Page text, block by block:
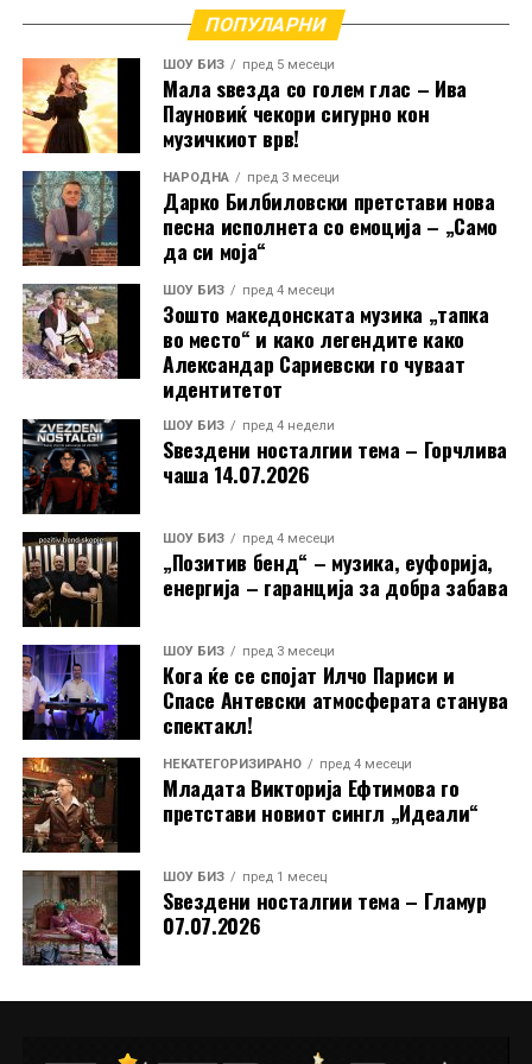
Стефанија испрати и искрена порака до своите
поддржувачи: „Сакам јавно на сите да се
заблагодарам за целата поддршка што ми ја
пружате. Започнав од нула, а сега стигнав до 4700
следачи на Инстаграм. Ве сакам!“
Токму оваа скромност, искреност и благодарност ја
прават уште поблиска до публиката. Во време кога
младите често се губат во трендови без вредност,
Димче Ѓорѓиовски и Стефанија Костадинова
испраќаат поинаква порака, дека македонската
песна, традиција и емоција сè уште имаат иднина.
ПОПУЛАРНИ
ШОУ БИЗ пред 5 месеци
Мала ѕвезда со голем глас – Ива
Пауновиќ чекори сигурно кон
музичкиот врв!
НАРОДНА пред 3 месеци
Дарко Билбиловски претстави нова
песна исполнета со емоција – „Само
да си моја“
ШОУ БИЗ пред 4 месеци
Зошто македонската музика „тапка
во место“ и како легендите како
Александар Сариевски го чуваат
идентитетот
ШОУ БИЗ пред 4 недели
Ѕвездени носталгии тема – Горчлива
чаша 14.07.2026
ШОУ БИЗ пред 4 месеци
„Позитив бенд“ – музика, еуфорија,
енергија – гаранција за добра забава
ШОУ БИЗ пред 3 месеци
Кога ќе се спојат Илчо Париси и
Спасе Антевски атмосферата станува
спектакл!
НЕКАТЕГОРИЗИРАНО пред 4 месеци
Младата Викторија Ефтимова го
претстави новиот сингл „Идеали“
ШОУ БИЗ пред 1 месец
Ѕвездени носталгии тема – Гламур
07.07.2026